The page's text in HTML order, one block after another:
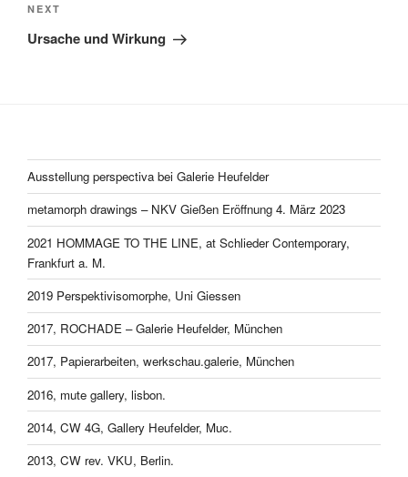
Next
Post
NEXT
Ursache und Wirkung
Ausstellung perspectiva bei Galerie Heufelder
metamorph drawings – NKV Gießen Eröffnung 4. März 2023
2021 HOMMAGE TO THE LINE, at Schlieder Contemporary,
Frankfurt a. M.
2019 Perspektivisomorphe, Uni Giessen
2017, ROCHADE – Galerie Heufelder, München
2017, Papierarbeiten, werkschau.galerie, München
2016, mute gallery, lisbon.
2014, CW 4G, Gallery Heufelder, Muc.
2013, CW rev. VKU, Berlin.